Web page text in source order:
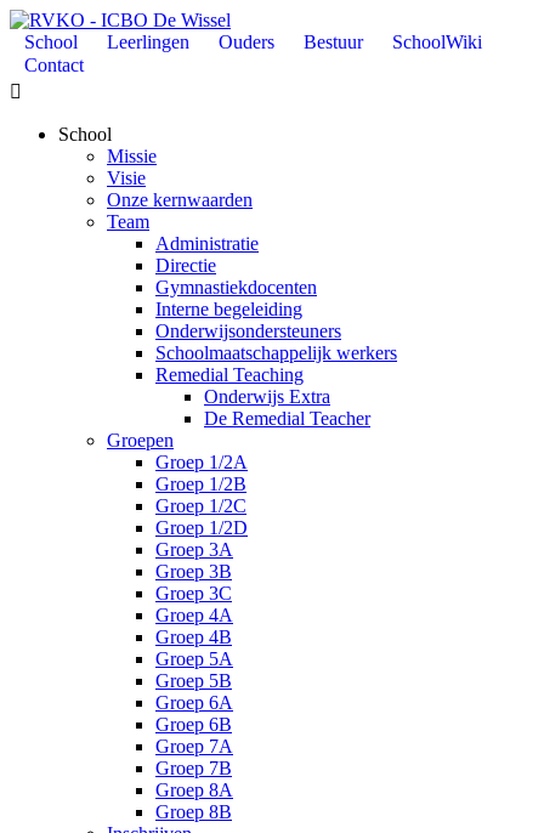
School Leerlingen Ouders Bestuur
SchoolWiki
Contact

School
Missie
Visie
Onze kernwaarden
Team
Administratie
Directie
Gymnastiekdocenten
Interne begeleiding
Onderwijsondersteuners
Schoolmaatschappelijk werkers
Remedial Teaching
Onderwijs Extra
De Remedial Teacher
Groepen
Groep 1/2A
Groep 1/2B
Groep 1/2C
Groep 1/2D
Groep 3A
Groep 3B
Groep 3C
Groep 4A
Groep 4B
Groep 5A
Groep 5B
Groep 6A
Groep 6B
Groep 7A
Groep 7B
Groep 8A
Groep 8B